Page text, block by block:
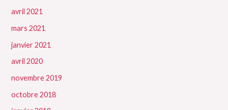
avril 2021
mars 2021
janvier 2021
avril 2020
novembre 2019
octobre 2018